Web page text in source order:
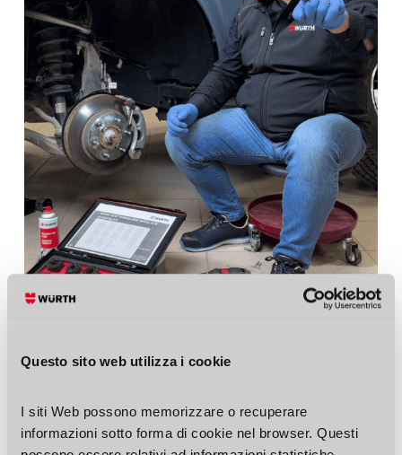
Questo sito web utilizza i cookie
I siti Web possono memorizzare o recuperare
informazioni sotto forma di cookie nel browser. Questi